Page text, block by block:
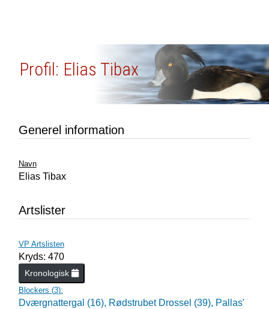
Profil: Elias Tibax
Generel information
Navn
Elias Tibax
Artslister
VP Artslisten
Kryds: 470
Kronologisk
Blockers (3):
Dværgnattergal (16), Rødstrubet Drossel (39), Pallas'